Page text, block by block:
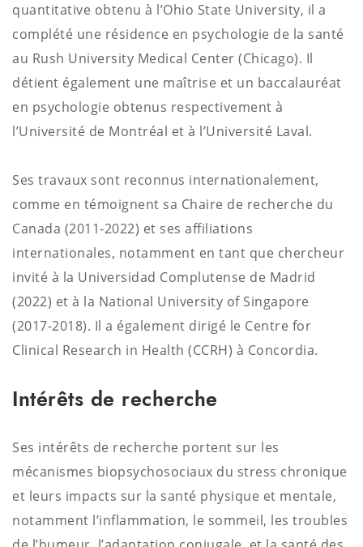
quantitative obtenu à l’Ohio State University, il a
complété une résidence en psychologie de la santé
au Rush University Medical Center (Chicago). Il
détient également une maîtrise et un baccalauréat
en psychologie obtenus respectivement à
l’Université de Montréal et à l’Université Laval.
Ses travaux sont reconnus internationalement,
comme en témoignent sa Chaire de recherche du
Canada (2011-2022) et ses affiliations
internationales, notamment en tant que chercheur
invité à la Universidad Complutense de Madrid
(2022) et à la National University of Singapore
(2017-2018). Il a également dirigé le Centre for
Clinical Research in Health (CCRH) à Concordia.
Intérêts de recherche
Ses intérêts de recherche portent sur les
mécanismes biopsychosociaux du stress chronique
et leurs impacts sur la santé physique et mentale,
notamment l’inflammation, le sommeil, les troubles